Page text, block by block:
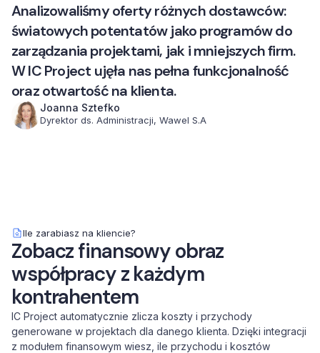
Analizowaliśmy oferty różnych dostawców:
światowych potentatów jako programów do
zarządzania projektami, jak i mniejszych firm.
W IC Project ujęła nas pełna funkcjonalność
oraz otwartość na klienta.
Joanna Sztefko
Dyrektor ds. Administracji, Wawel S.A
Ile zarabiasz na kliencie?
Zobacz finansowy obraz
współpracy z każdym
kontrahentem
IC Project automatycznie zlicza koszty i przychody
generowane w projektach dla danego klienta. Dzięki integracji
z modułem finansowym wiesz, ile przychodu i kosztów